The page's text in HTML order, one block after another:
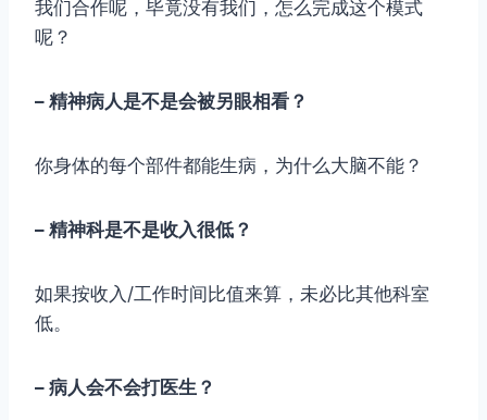
我们合作呢，毕竟没有我们，怎么完成这个模式
呢？
– 精神病人是不是会被另眼相看？
你身体的每个部件都能生病，为什么大脑不能？
– 精神科是不是收入很低？
如果按收入/工作时间比值来算，未必比其他科室
低。
– 病人会不会打医生？